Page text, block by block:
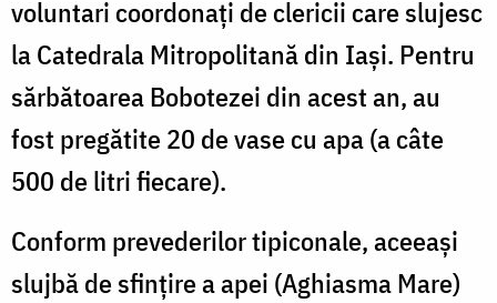
voluntari coordonaţi de clericii care slujesc
la Catedrala Mitropolitană din Iaşi. Pentru
sărbătoarea Bobotezei din acest an, au
fost pregătite 20 de vase cu apa (a câte
500 de litri fiecare).
Conform prevederilor tipiconale, aceeași
slujbă de sfințire a apei (Aghiasma Mare)